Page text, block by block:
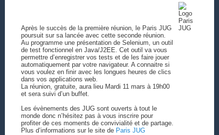
Après le succès de la première réunion, le Paris JUG
poursuit sur sa lancée avec cette seconde réunion.
Au programme une présentation de Selenium, un outil
de test fonctionnel en Java/J2EE. Cet outil va vous
permettre d’enregistrer vos tests et de les faire jouer
automatiquement par votre navigateur. A connaitre si
vous voulez en finir avec les longues heures de clics
dans vos applications web.
La réunion, gratuite, aura lieu Mardi 11 mars à 19h00
et sera suivi d’un buffet.
Les évènements des JUG sont ouverts à tout le
monde donc n’hésitez pas à vous inscrire pour
profiter de ces moments de convivialité et de partage.
Plus d’informations sur le site de Paris JUG